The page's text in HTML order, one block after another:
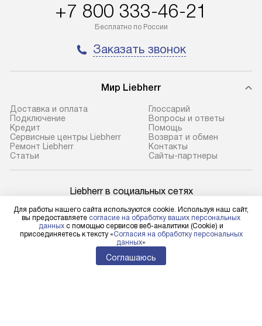
+7 800 333-46-21
Бесплатно по России
Заказать звонок
Мир Liebherr
Доставка и оплата
Подключение
Кредит
Сервисные центры Liebherr
Ремонт Liebherr
Cтатьи
Глоссарий
Вопросы и ответы
Помощь
Возврат и обмен
Контакты
Сайты-партнеры
Liebherr в социальных сетях
Для физических лиц
shop@l-rus.ru
Для юридических лиц
Для работы нашего сайта используются cookie. Используя наш сайт,
вы предоставляете согласие на обработку ваших персональных
данных с помощью сервисов веб-аналитики (Cookie) и
присоединяетесь к тексту «Согласия на обработку персональных
данных»
Соглашаюсь